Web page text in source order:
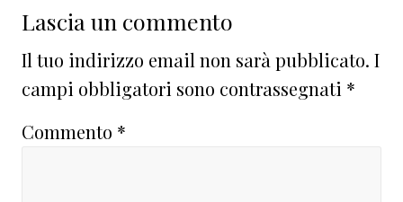
Interazioni
del
lettore
Lascia un commento
Il tuo indirizzo email non sarà pubblicato. I
campi obbligatori sono contrassegnati *
Commento *